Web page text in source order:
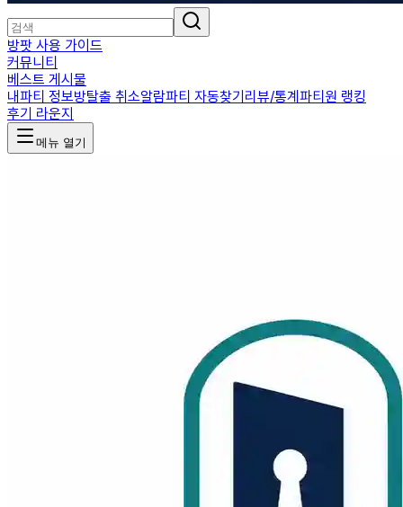
방팟 사용 가이드
커뮤니티
베스트 게시물
내파티 정보방탈출 취소알람파티 자동찾기리뷰/통계파티원 랭킹
후기 라운지
메뉴 열기